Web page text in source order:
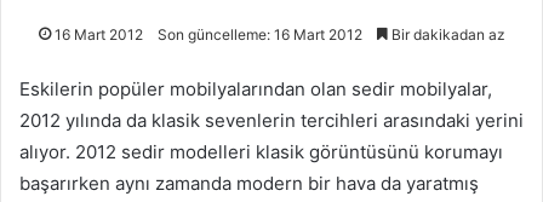
16 Mart 2012 Son güncelleme: 16 Mart 2012 Bir dakikadan az
Eskilerin popüler mobilyalarından olan sedir mobilyalar,
2012 yılında da klasik sevenlerin tercihleri arasındaki yerini
alıyor. 2012 sedir modelleri klasik görüntüsünü korumayı
başarırken aynı zamanda modern bir hava da yaratmış